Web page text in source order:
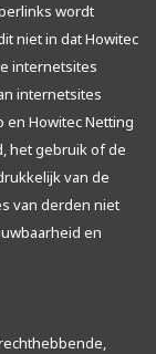
wordt
niet in dat Howitec
internetsites
internetsites
en Howitec Netting
het gebruik of de
van de
van derden niet
en